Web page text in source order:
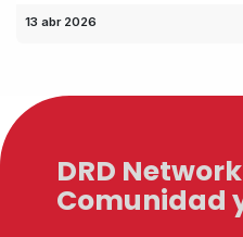
13 abr 2026
DRD
Comunidad